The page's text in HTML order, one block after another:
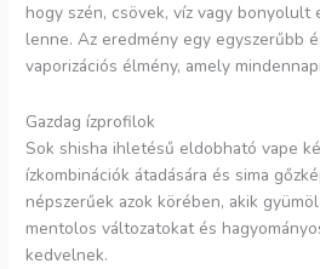
hogy szén, csövek, víz vagy bonyolult
lenne. Az eredmény egy egyszerűbb
vaporizációs élmény, amely
Gazdag ízprofilok
Sok shisha ihletésű eldobható vape
ízkombinációk átadására és sima
népszerűek azok körében, akik
mentolos változatokat és
kedvelnek.